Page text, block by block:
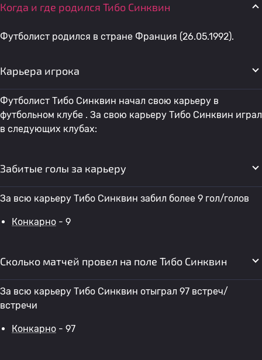
Когда и где родился Тибо Синквин
Футболист родился в стране Франция (26.05.1992).
Карьера игрока
Футболист Тибо Синквин начал свою карьеру в
футбольном клубе . За свою карьеру Тибо Синквин играл
в следующих клубах:
Забитые голы за карьеру
За всю карьеру Тибо Синквин забил более 9 гол/голов
Конкарно - 9
Сколько матчей провел на поле Тибо Синквин
За всю карьеру Тибо Синквин отыграл 97 встреч/
встречи
Конкарно - 97